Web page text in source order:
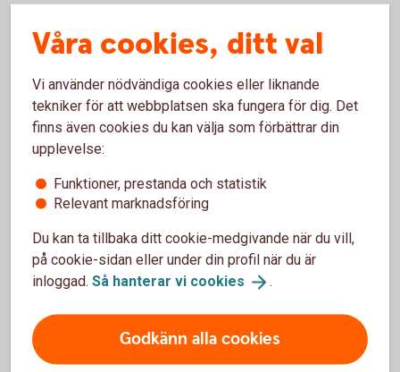
Enligt lag måste en aktiebok föras - den ligger till grund för
vilka aktier som ger rösträtt.
fängelsestraff.
Regelefterlevnad blir allt viktigare i takt med att bolag växer
eller ägarstruktur förändras.
Våra cookies, ditt val
Vi använder nödvändiga cookies eller liknande
tekniker för att webbplatsen ska fungera för dig. Det
finns även cookies du kan välja som förbättrar din
upplevelse:
Funktioner, prestanda och statistik
Relevant marknadsföring
Du kan ta tillbaka ditt cookie-medgivande när du vill,
på cookie-sidan eller under din profil när du är
inloggad. Så hanterar vi cookies .
Godkänn alla cookies